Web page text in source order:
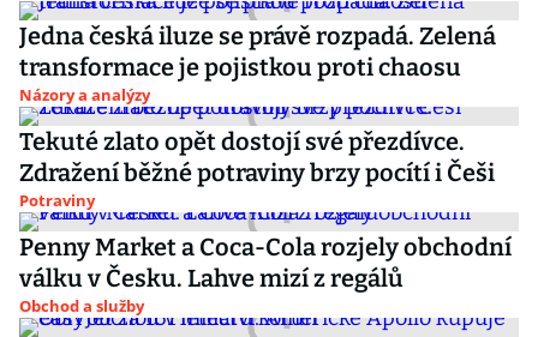
Jedna česká iluze se právě rozpadá. Zelená
transformace je pojistkou proti chaosu
Názory a analýzy
Tekuté zlato opět dostojí své přezdívce.
Zdražení běžné potraviny brzy pocítí i Češi
Potraviny
Penny Market a Coca-Cola rozjely obchodní
válku v Česku. Lahve mizí z regálů
Obchod a služby